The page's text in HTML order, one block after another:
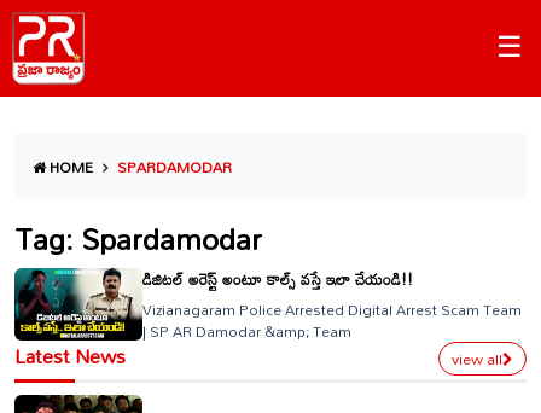
☰
HOME SPARDAMODAR
Tag: Spardamodar
డిజిటల్ అరెస్ట్ అంటూ కాల్స్ వస్తే ఇలా చేయండి!!
Vizianagaram Police Arrested Digital Arrest Scam Team
| SP AR Damodar &amp; Team
Latest News view all